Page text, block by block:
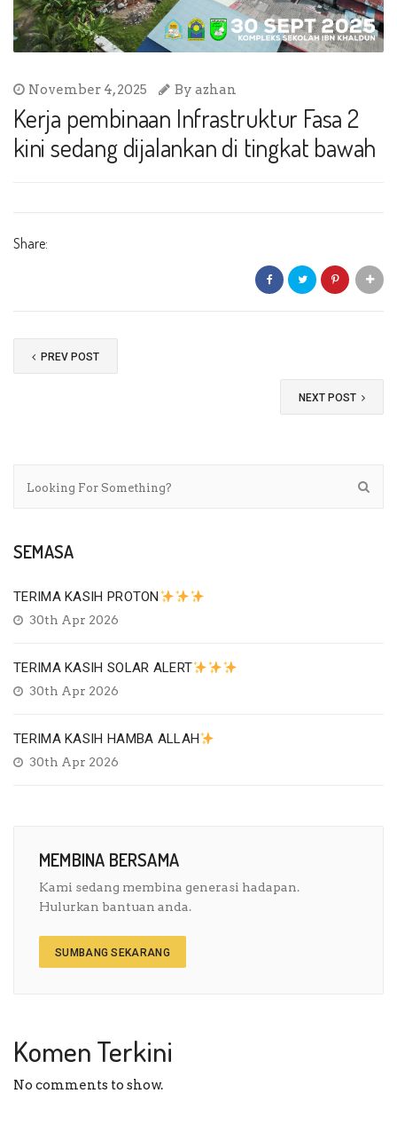
November 4, 2025 By azhan
Kerja pembinaan Infrastruktur Fasa 2
kini sedang dijalankan di tingkat bawah
Share:
PREV POST
NEXT POST
SEMASA
TERIMA KASIH PROTON
30th Apr 2026
TERIMA KASIH SOLAR ALERT
30th Apr 2026
TERIMA KASIH HAMBA ALLAH
30th Apr 2026
MEMBINA BERSAMA
Kami sedang membina generasi hadapan.
Hulurkan bantuan anda.
SUMBANG SEKARANG
Komen Terkini
No comments to show.